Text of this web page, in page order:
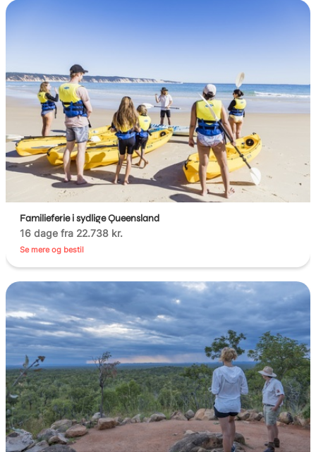
Familieferie i sydlige Queensland
16 dage fra 22.738 kr.
Se mere og bestil